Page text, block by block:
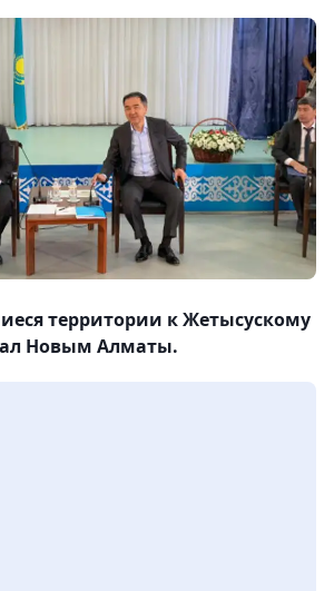
территории к Жетысускому
Новым Алматы.